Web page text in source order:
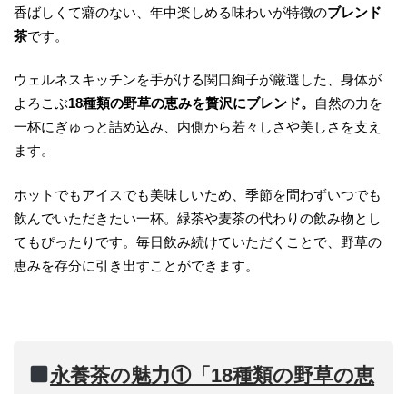
香ばしくて癖のない、年中楽しめる味わいが特徴のブレンド
茶です。
ウェルネスキッチンを手がける関口絢子が厳選した、身体が
よろこぶ18種類の野草の恵みを贅沢にブレンド。
自然の力を
一杯にぎゅっと詰め込み、内側から若々しさや美しさを支え
ます。
ホットでもアイスでも美味しいため、季節を問わずいつでも
飲んでいただきたい一杯。緑茶や麦茶の代わりの飲み物とし
てもぴったりです。毎日飲み続けていただくことで、野草の
恵みを存分に引き出すことができます。
永養茶の魅力①「18種類の野草の恵